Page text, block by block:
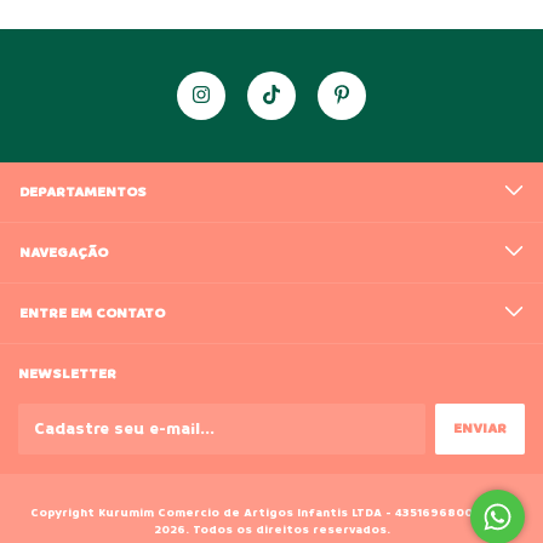
DEPARTAMENTOS
NAVEGAÇÃO
ENTRE EM CONTATO
NEWSLETTER
Copyright Kurumim Comercio de Artigos Infantis LTDA - 43516968000188 -
2026. Todos os direitos reservados.